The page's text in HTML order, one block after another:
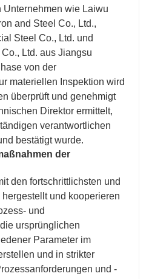
wie Laiwu
and Steel Co., Ltd.,
Steel Co., Ltd. und
Ltd. aus Jiangsu
von der
materiellen Inspektion wird
überprüft und genehmigt
Direktor ermittelt,
verantwortlichen
bestätigt wurde.
der
den fortschrittlichsten und
und kooperieren
und
ursprünglichen
Parameter im
und in strikter
und -